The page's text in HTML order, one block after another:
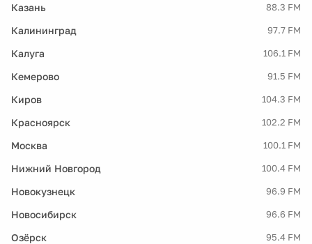
Казань 88.3 FM
Калининград 97.7 FM
Калуга 106.1 FM
Кемерово 91.5 FM
Киров 104.3 FM
Красноярск 102.2 FM
Москва 100.1 FM
Нижний Новгород 100.4 FM
Новокузнецк 96.9 FM
Новосибирск 96.6 FM
Озёрск 95.4 FM